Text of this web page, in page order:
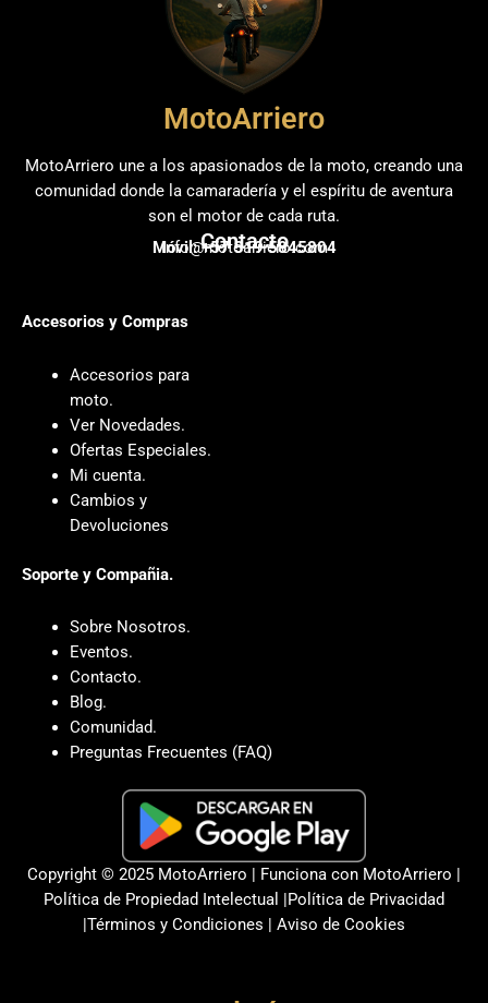
MotoArriero
MotoArriero une a los apasionados de la moto, creando una
comunidad donde la camaradería y el espíritu de aventura
son el motor de cada ruta.
Contacto
info@motoarriero.com
Móvil: +57 319 5845804
Accesorios y Compras
Accesorios para
moto.
Ver Novedades.
Ofertas Especiales.
Mi cuenta.
Cambios y
Devoluciones
Soporte y Compañia.
Sobre Nosotros.
Eventos.
Contacto.
Blog.
Comunidad.
Preguntas Frecuentes (FAQ)
Copyright © 2025 MotoArriero | Funciona con MotoArriero |
Política de Propiedad Intelectual |Política de Privacidad
|Términos y Condiciones | Aviso de Cookies